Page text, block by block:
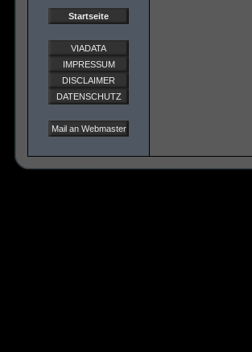
Startseite
VIADATA
IMPRESSUM
DISCLAIMER
DATENSCHUTZ
Mail an Webmaster